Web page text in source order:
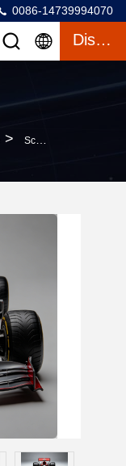
0086-14739994070
Discuter
> Sculpture De Voiture De Course F1 Grandeur Nature Avec Matériau En Fibre De Verre Et Conception Personnalisable